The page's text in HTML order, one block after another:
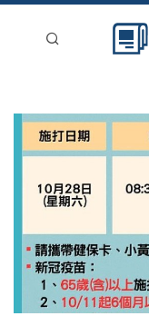
新聞稿分類
登入
刊登